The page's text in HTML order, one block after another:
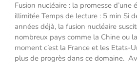
Fusion nucléaire : la
énergie propre et
Fusion nucléaire : la promesse d’une
illimitée Temps de lecture : 5 min Si
années déjà, la fusion nucléaire
nombreux pays comme la Chine ou
moment c’est la France et les Etats-
plus de progrès dans ce domaine.